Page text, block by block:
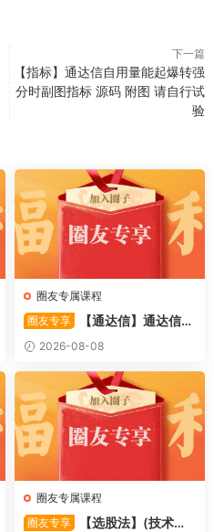
下一篇
【指标】通达信自用量能起爆转强
分时副图指标 源码 附图 请自行试
验
圈友专属课程
圈友专享
【通达信】通达信
〖重心突破〗主副图/选股 捕
启动信号 源码
2026-08-08
圈友专属课程
圈友专享
【选股法】(技术篇)